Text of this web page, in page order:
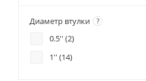
95 (2)
100 (2)
102 (2)
Диаметр втулки ?
0.5'' (2)
1'' (14)